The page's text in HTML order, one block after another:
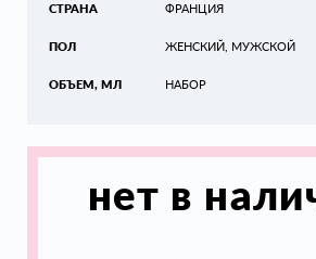
СТРАНА
ПОЛ
ОБЪЕМ, МЛ
ФРАНЦИЯ
ЖЕНСКИЙ, МУЖСКОЙ
НАБОР
нет в